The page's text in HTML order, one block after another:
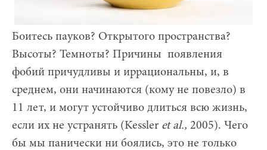
Боитесь пауков? Открытого пространства?
Высоты? Темноты? Причины появления
фобий причудливы и иррациональны, и, в
среднем, они начинаются (кому не повезло) в
11 лет, и могут устойчиво длиться всю жизнь,
если их не устранять (Kessler et al., 2005). Чего
бы мы панически ни боялись, это не только